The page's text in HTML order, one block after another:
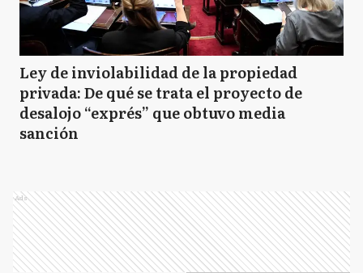
Ley de inviolabilidad de la propiedad
privada: De qué se trata el proyecto de
desalojo “exprés” que obtuvo media
sanción
Ads